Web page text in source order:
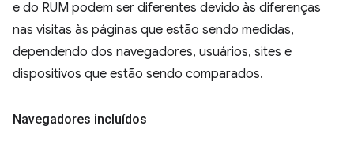
e do RUM podem ser diferentes devido às diferenças
nas visitas às páginas que estão sendo medidas,
dependendo dos navegadores, usuários, sites e
dispositivos que estão sendo comparados.
Navegadores incluídos